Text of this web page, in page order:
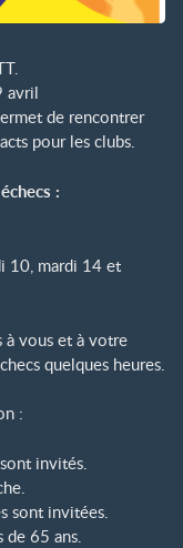
avril
de rencontrer
pour les clubs.
:
10, mardi 14 et
vous et à votre
quelques heures.
:
invités.
sont invitées.
65 ans.